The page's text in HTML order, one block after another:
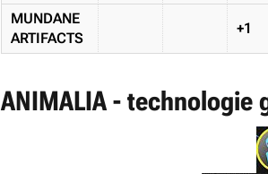
MUNDANE
ARTIFACTS
+1
ANIMALIA - technologie